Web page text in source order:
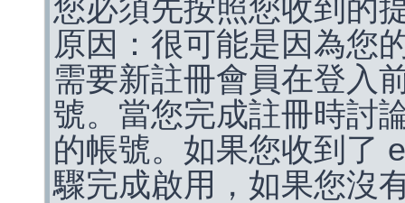
您必須先按照您收到的
原因：很可能是因為您
需要新註冊會員在登入
號。當您完成註冊時討
的帳號。如果您收到了
驟完成啟用，如果您沒